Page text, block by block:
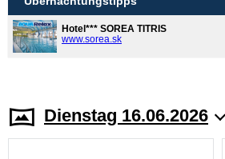
Hotel*** SOREA TITRIS
www.sorea.sk
Dienstag 16.06.2026